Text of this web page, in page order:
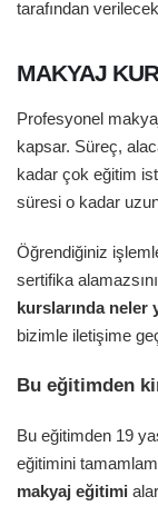
tarafından
MAKYAJ
Profesyonel
kapsar. Süreç,
kadar çok eğitim
süresi o kadar
Öğrendiğiniz
sertifika
kurslarında neler
bizimle iletişime
Bu eğitimden
Bu eğitimden 19
eğitimini
makyaj eğitimi